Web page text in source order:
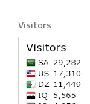
Visitors